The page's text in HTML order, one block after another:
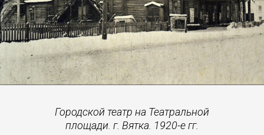
Городской театр на Театральной
площади. г. Вятка. 1920-е гг.